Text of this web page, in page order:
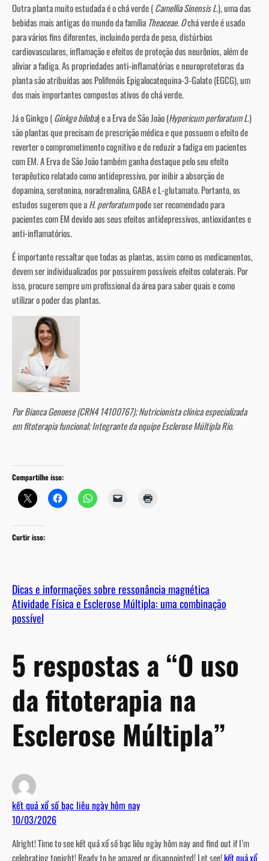
Outra planta muito estudada é o chá verde (Camellia Sinensis L.), uma das
bebidas mais antigas do mundo da família Theaceae. Ochá verde é usado
para vários fins diferentes, incluindo perda de peso, distúrbios
cardiovasculares, inflamação e efeitos de proteção dos neurônios, além de
aliviar a fadiga. As propriedades anti-inflamatórias e neuroprotetoras da
planta são atribuídas aos Polifenóis Epigalocatequina-3-Galato (EGCG), um
dos mais importantes compostos ativos do chá verde.
Já o Ginkgo (Ginkgo biloba) e a Erva de São João (Hypericum perforatum L.)
são plantas que precisam de prescrição médica e que possuem o efeito de
reverter o comprometimento cognitivo e de reduzir a fadiga em pacientes
com EM. A Erva de São João também ganha destaque pelo seu efeito
terapêutico relatado como antidepressivo, por inibir a absorção de
dopamina, serotonina, noradrenalina, GABA e L-glutamato. Portanto, os
estudos sugerem que aH. perforatumpode ser recomendado para
pacientes com EM devido aos seus efeitos antidepressivos, antioxidantes e
anti-inflamatórios.
É importante ressaltar que todas as plantas, assim como os medicamentos,
devem ser individualizados por possuírem possíveis efeitos colaterais. Por
isso, procure sempre um profissional da área para saber quais e como
utilizar o poder das plantas.
Por Bianca Genoese (CRN4 14100767); Nutricionista clínica especializada
em fitoterapia funcional; Integrante da equipe Esclerose Múltipla Rio.
Compartilhe isso:
Curtir isso:
Dicas e informações sobre ressonância magnética
Atividade Física e Esclerose Múltipla: uma combinação
possível
5 respostas a “O uso
da fitoterapia na
Esclerose Múltipla”
kết quả xổ số bạc liêu ngày hôm nay
10/03/2026
Alright! Time to see kết quả xổ số bạc liêu ngày hôm nay and find out if I’m
celebrating tonight! Ready to be amazed or disappointed! Let see!kết quả xổ